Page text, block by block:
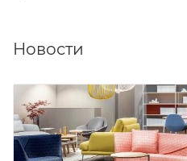
Новости